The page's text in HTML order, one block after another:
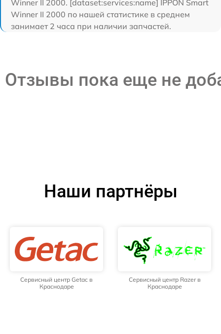
Winner II 2000. [dataset:services:name] IPPON Smart
Winner II 2000 по нашей статистике в среднем
занимает 2 часа при наличии запчастей.
Отзывы пока еще не
Наши партнёры
Сервисный центр Getac в
Краснодаре
Сервисный центр Razer в
Краснодаре